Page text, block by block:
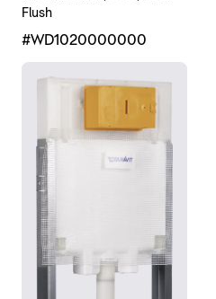
Flush
#WD1020000000